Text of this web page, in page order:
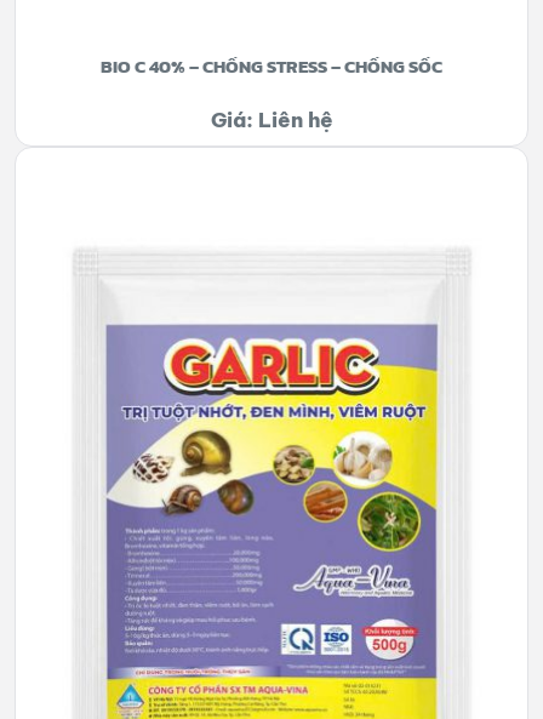
BIO C 40% – CHỐNG STRESS – CHỐNG SỐC
Giá: Liên hệ